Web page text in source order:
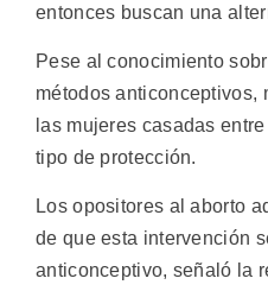
entonces buscan una
Pese al conocimiento
métodos anticonceptivos,
las mujeres casadas
tipo de protección.
Los opositores al aborto
de que esta intervención
anticonceptivo, señaló la